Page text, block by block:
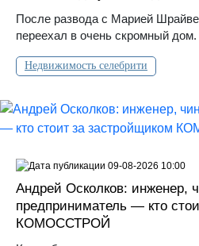
После развода с Марией
переехал в очень скромный дом.
Недвижимость селебрити
Андрей Осколков: инженер,
предприниматель — кто
КОМОССТРОЙ
09-08-2026 10:00